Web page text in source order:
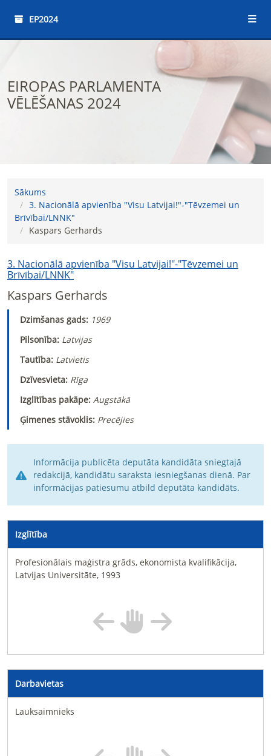
EP2024
EIROPAS PARLAMENTA
VĒLĒŠANAS 2024
Sākums
3. Nacionālā apvienība "Visu Latvijai!"-"Tēvzemei un
Brīvībai/LNNK"
Kaspars Gerhards
3. Nacionālā apvienība "Visu Latvijai!"-"Tēvzemei un
Brīvībai/LNNK"
Kaspars Gerhards
Dzimšanas gads: 1969
Pilsonība: Latvijas
Tautība: Latvietis
Dzīvesvieta: Rīga
Izglītības pakāpe: Augstākā
Ģimenes stāvoklis: Precējies
Informācija publicēta deputāta kandidāta sniegtajā
redakcijā, kandidātu saraksta iesniegšanas dienā. Par
informācijas patiesumu atbild deputāta kandidāts.
Izglītība
Profesionālais maģistra grāds, ekonomista kvalifikācija,
Latvijas Universitāte, 1993
Darbavietas
Lauksaimnieks